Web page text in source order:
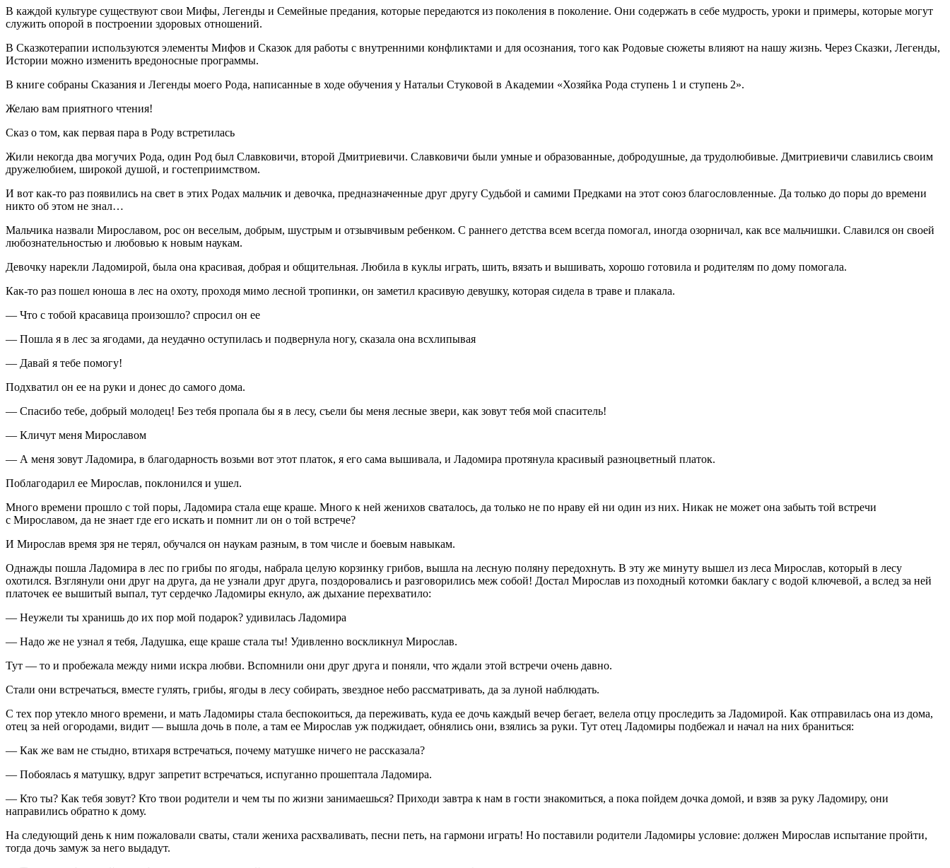
В каждой культуре существуют свои Мифы, Легенды и Семейные предания, которые передаются из поколения в поколение. Они содержать в себе мудрость, уроки и примеры, которые могут
служить опорой в построении здоровых отношений.
В Сказкотерапии используются элементы Мифов и Сказок для работы с внутренними конфликтами и для осознания, того как Родовые сюжеты влияют на нашу жизнь. Через Сказки, Легенды,
Истории можно изменить вредоносные программы.
В книге собраны Сказания и Легенды моего Рода, написанные в ходе обучения у Натальи Стуковой в Академии «Хозяйка Рода ступень 1 и ступень 2».
Желаю вам приятного чтения!
Сказ о том, как первая пара в Роду встретилась
Жили некогда два могучих Рода, один Род был Славковичи, второй Дмитриевичи. Славковичи были умные и образованные, добродушные, да трудолюбивые. Дмитриевичи славились своим
дружелюбием, широкой душой, и гостеприимством.
И вот как-то раз появились на свет в этих Родах мальчик и девочка, предназначенные друг другу Судьбой и самими Предками на этот союз благословленные. Да только до поры до времени
никто об этом не знал…
Мальчика назвали Мирославом, рос он веселым, добрым, шустрым и отзывчивым ребенком. С раннего детства всем всегда помогал, иногда озорничал, как все мальчишки. Славился он своей
любознательностью и любовью к новым наукам.
Девочку нарекли Ладомирой, была она красивая, добрая и общительная. Любила в куклы играть, шить, вязать и вышивать, хорошо готовила и родителям по дому помогала.
Как-то раз пошел юноша в лес на охоту, проходя мимо лесной тропинки, он заметил красивую девушку, которая сидела в траве и плакала.
— Что с тобой красавица произошло? спросил он ее
— Пошла я в лес за ягодами, да неудачно оступилась и подвернула ногу, сказала она всхлипывая
— Давай я тебе помогу!
Подхватил он ее на руки и донес до самого дома.
— Спасибо тебе, добрый молодец! Без тебя пропала бы я в лесу, съели бы меня лесные звери, как зовут тебя мой спаситель!
— Кличут меня Мирославом
— А меня зовут Ладомира, в благодарность возьми вот этот платок, я его сама вышивала, и Ладомира протянула красивый разноцветный платок.
Поблагодарил ее Мирослав, поклонился и ушел.
Много времени прошло с той поры, Ладомира стала еще краше. Много к ней женихов сваталось, да только не по нраву ей ни один из них. Никак не может она забыть той встречи
с Мирославом, да не знает где его искать и помнит ли он о той встрече?
И Мирослав время зря не терял, обучался он наукам разным, в том числе и боевым навыкам.
Однажды пошла Ладомира в лес по грибы по ягоды, набрала целую корзинку грибов, вышла на лесную поляну передохнуть. В эту же минуту вышел из леса Мирослав, который в лесу
охотился. Взглянули они друг на друга, да не узнали друг друга, поздоровались и разговорились меж собой! Достал Мирослав из походный котомки баклагу с водой ключевой, а вслед за ней
платочек ее вышитый выпал, тут сердечко Ладомиры екнуло, аж дыхание перехватило:
— Неужели ты хранишь до их пор мой подарок? удивилась Ладомира
— Надо же не узнал я тебя, Ладушка, еще краше стала ты! Удивленно воскликнул Мирослав.
Тут — то и пробежала между ними искра любви. Вспомнили они друг друга и поняли, что ждали этой встречи очень давно.
Стали они встречаться, вместе гулять, грибы, ягоды в лесу собирать, звездное небо рассматривать, да за луной наблюдать.
С тех пор утекло много времени, и мать Ладомиры стала беспокоиться, да переживать, куда ее дочь каждый вечер бегает, велела отцу проследить за Ладомирой. Как отправилась она из дома,
отец за ней огородами, видит — вышла дочь в поле, а там ее Мирослав уж поджидает, обнялись они, взялись за руки. Тут отец Ладомиры подбежал и начал на них браниться:
— Как же вам не стыдно, втихаря встречаться, почему матушке ничего не рассказала?
— Побоялась я матушку, вдруг запретит встречаться, испуганно прошептала Ладомира.
— Кто ты? Как тебя зовут? Кто твои родители и чем ты по жизни занимаешься? Приходи завтра к нам в гости знакомиться, а пока пойдем дочка домой, и взяв за руку Ладомиру, они
направились обратно к дому.
На следующий день к ним пожаловали сваты, стали жениха расхваливать, песни петь, на гармони играть! Но поставили родители Ладомиры условие: должен Мирослав испытание пройти,
тогда дочь замуж за него выдадут.